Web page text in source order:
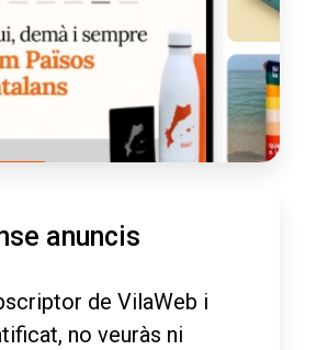
anuncis
de VilaWeb i
no veuràs ni